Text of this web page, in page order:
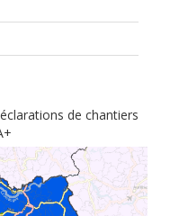
de chantiers